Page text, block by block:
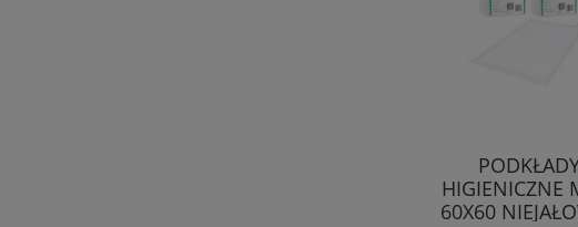
HIGIENICZNE
60X60